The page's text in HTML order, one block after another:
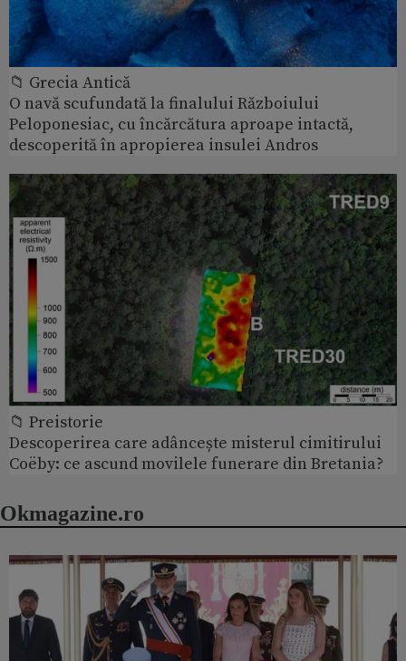
📁 Grecia Antică
O navă scufundată la finalului Războiului
Peloponesiac, cu încărcătura aproape intactă,
descoperită în apropierea insulei Andros
📁 Preistorie
Descoperirea care adâncește misterul cimitirului
Coëby: ce ascund movilele funerare din Bretania?
Okmagazine.ro